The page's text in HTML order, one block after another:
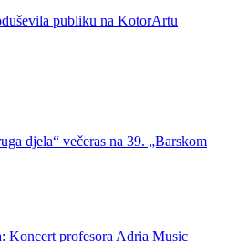
publiku na KotorArtu
djela“ večeras na 39. „Barskom
Koncert profesora Adria Music